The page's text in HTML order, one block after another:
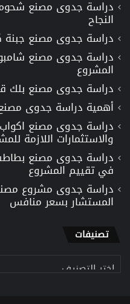
دراسة جدوى مصنع شحوم
النجاح
دراسة جدوى مصنع جبنة
دراسة جدوى مصنع
المشروع
دراسة جدوى مصنع بلك
أهمية دراسة جدوى مصنع
دراسة جدوى مصنع
والاستثمارات اللازمة
دراسة جدوى مصنع
في تقييم المشروع
دراسة جدوى مشروع
المستشار بسعر منافس
تصنيفات
تصنيفات